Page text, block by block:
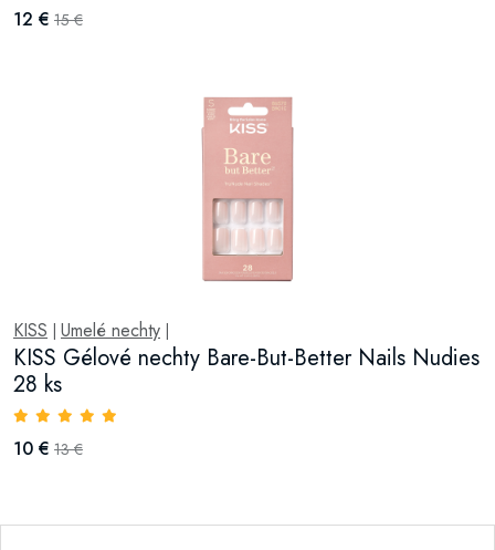
12 € 15 €
KISS Umelé nechty
KISS Gélové nechty Bare-But-Better Nails Nudies
28 ks
10 € 13 €